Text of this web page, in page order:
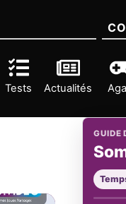
Tests Actualités
GUIDE